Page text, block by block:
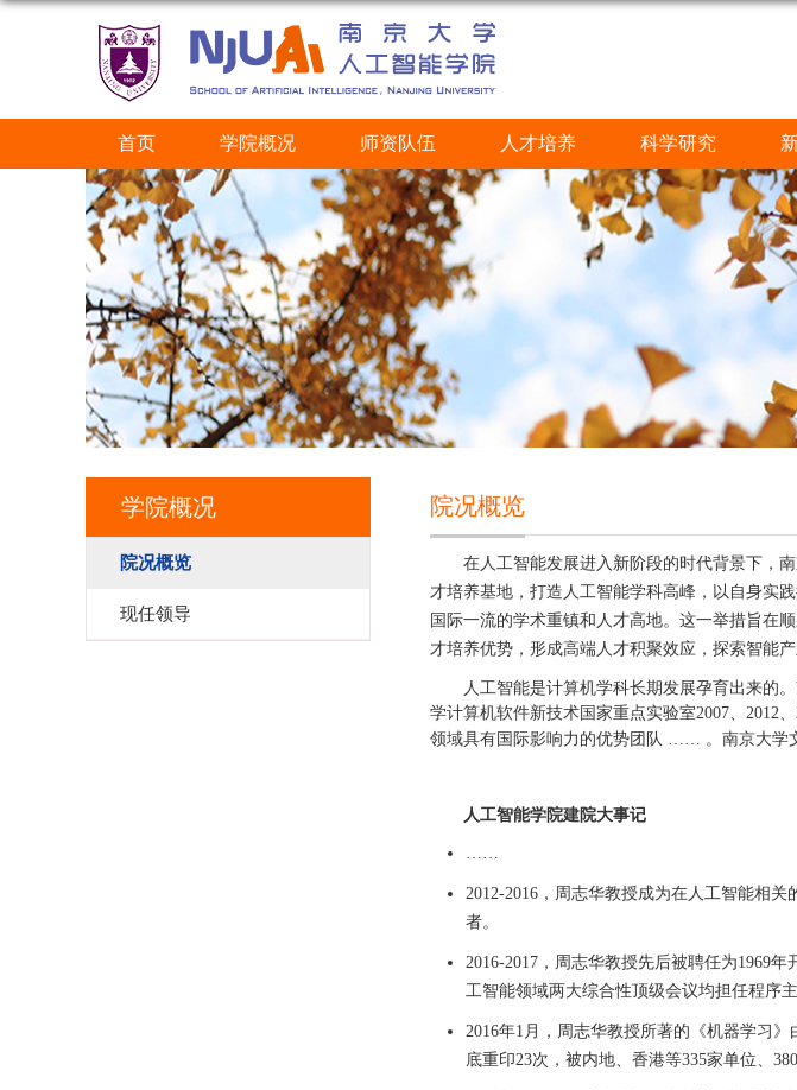
首页 学院概况 师资队伍 人才培养 科学研究
学院概况
院况概览
现任领导
院况概览
在人工智能发展进入新阶段的时代背景下，
才培养基地，打造人工智能学科高峰，以自身实
国际一流的学术重镇和人才高地。这一举措旨在
才培养优势，形成高端人才积聚效应，探索智能
人工智能是计算机学科长期发展孕育出来的
学计算机软件新技术国家重点实验室2007、2012
领域具有国际影响力的优势团队 …… 。南京大学
人工智能学院建院大事记
……
2012-2016， 周志华教授成为在人工智能相关
者。
2016-2017 ，周志华教授先后被聘任为1969年
工智能领域两大综合性顶级会议均担任程序
2016年1 月，周志华教授所著的《机器学习
底重印23次，被内地、香港等335家单位、 380